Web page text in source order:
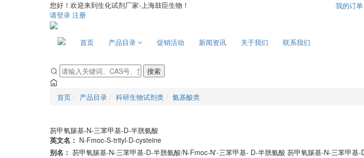
您好！欢迎来到生化试剂厂家-上海鼓臣生物！
请登录 注册
我的订单
首页 产品目录 促销活动 新闻资讯 关于我们 联系我们
搜索
首页 产品目录 科研生物试剂类 氨基酸类
芴甲氧羰基-N-三苯甲基-D-半胱氨酸
英文名： N-Fmoc-S-trityl-D-cysteine
别名： 芴甲氧羰基-N-三苯甲基-D-半胱氨酸/N-Fmoc-N'-三苯甲基- D-半胱氨酸 芴甲氧羰基-N-三苯甲基